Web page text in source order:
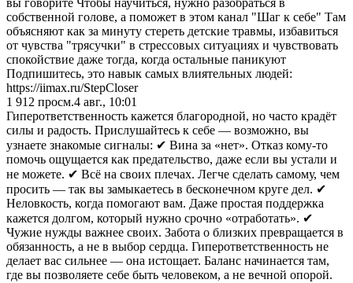
собственной голове, а поможет в этом канал "Шаг к себе" Там
объясняют как за минуту стереть детские травмы, избавиться
от чувства "трясучки" в стрессовых ситуациях и чувствовать
спокойствие даже тогда, когда остальные паникуют
Подпишитесь, это навык самых влиятельных людей:
https://iimax.ru/StepCloser
1 912 просм.4 авг., 10:01
Гиперответственность кажется благородной, но часто крадёт
силы и радость. Прислушайтесь к себе — возможно, вы
узнаете знакомые сигналы: ✔ Вина за «нет». Отказ кому-то
помочь ощущается как предательство, даже если вы устали и
не можете. ✔ Всё на своих плечах. Легче сделать самому, чем
просить — так вы замыкаетесь в бесконечном круге дел. ✔
Неловкость, когда помогают вам. Даже простая поддержка
кажется долгом, который нужно срочно «отработать». ✔
Чужие нужды важнее своих. Забота о близких превращается в
обязанность, а не в выбор сердца. Гиперответственность не
делает вас сильнее — она истощает. Баланс начинается там,
где вы позволяете себе быть человеком, а не вечной опорой.